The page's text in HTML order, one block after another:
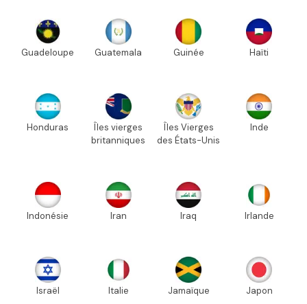
Guadeloupe Guatemala Guinée Haïti
Honduras
Îles vierges
britanniques
Îles Vierges
des États-Unis
Inde
Indonésie Iran Iraq Irlande
Israël Italie Jamaïque Japon